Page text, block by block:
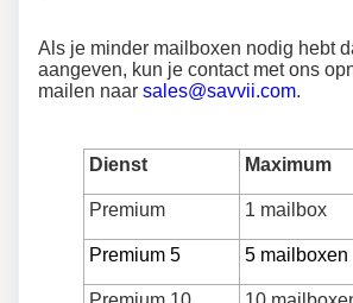
Als je minder mailboxen nodig hebt
aangeven, kun je contact met ons
mailen naar sales@savvii.com.
Dienst Maximum
Premium 1 mailbox
Premium 5 5 mailboxen